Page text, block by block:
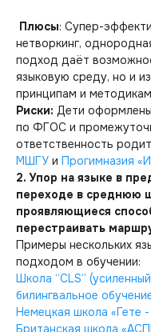
Плюсы: Супер-
нетворкинг,
подход даёт
языковую среду, но и
принципам и
Риски: Дети
по ФГОС и
ответственность
МШГУ и Прогимназия
2. Упор на языке в
переходе в среднюю
проявляющиеся
перестраивать
Примеры нескольких
подходом в обучении:
Школа “CLS”
билингвальное
Немецкая школа «Гете
Британская школа